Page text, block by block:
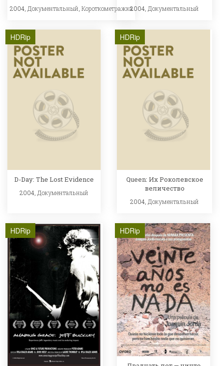
2004, Документальный Короткометражка2004, Документальный
HDRip
D-Day: The Lost Evidence
2004, Документальный
HDRip
Queen: Их Роколевское
величество
2004,Документальный
HDRip HDRip